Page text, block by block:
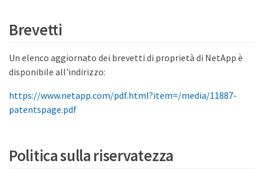
Brevetti
Un elenco aggiornato dei brevetti di proprietà di NetApp è
disponibile all'indirizzo:
https://www.netapp.com/pdf.html?item=/media/11887-
patentspage.pdf
Politica sulla riservatezza